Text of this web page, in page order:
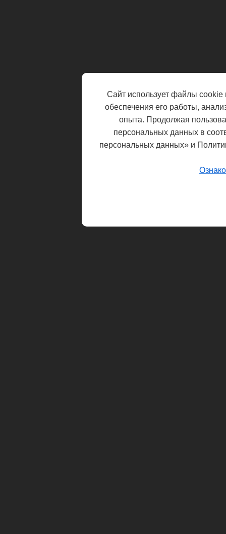
Сайт использует файлы cookie
обеспечения его работы,
опыта. Продолжая
персональных данных в
персональных данных» и